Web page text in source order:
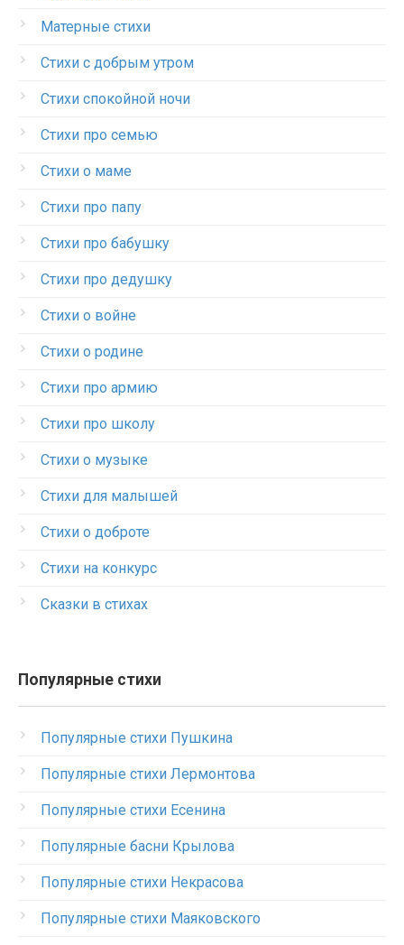
Матерные стихи
Стихи с добрым утром
Стихи спокойной ночи
Стихи про семью
Стихи о маме
Стихи про папу
Стихи про бабушку
Стихи про дедушку
Стихи о войне
Стихи о родине
Стихи про армию
Стихи про школу
Стихи о музыке
Стихи для малышей
Стихи о доброте
Стихи на конкурс
Сказки в стихах
Популярные стихи
Популярные стихи Пушкина
Популярные стихи Лермонтова
Популярные стихи Есенина
Популярные басни Крылова
Популярные стихи Некрасова
Популярные стихи Маяковского